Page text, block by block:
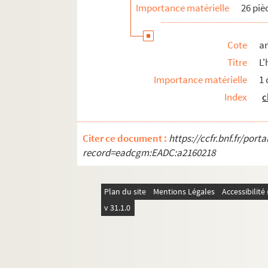
am3-p. Cultes
am3-q. Etablissement hospitaliers et
am3-r. Enseignement, action culturelle,
Importance matérielle
26
Cote
Titre
Importance matérielle
1
Index
Citer ce document : https://ccfr.bnf.fr/
record=eadcgm:EADC:a2160218
Plan du site Mentions Légales
v 31.1.0